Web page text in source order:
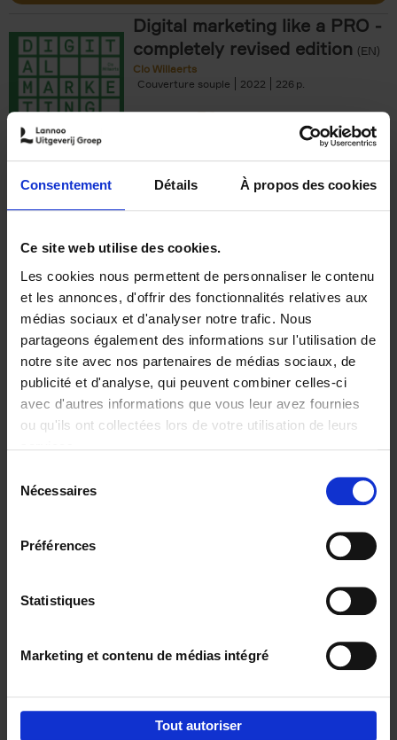
Consentement Détails À propos des cookies
Ce site web utilise des cookies.
Les cookies nous permettent de personnaliser le contenu
et les annonces, d'offrir des fonctionnalités relatives aux
médias sociaux et d'analyser notre trafic. Nous
partageons également des informations sur l'utilisation de
notre site avec nos partenaires de médias sociaux, de
publicité et d'analyse, qui peuvent combiner celles-ci
avec d'autres informations que vous leur avez fournies
ou qu'ils ont collectées lors de votre utilisation de leurs
Nécessaires
Préférences
Statistiques
Marketing et contenu de médias intégré
Tout autoriser
Digital marketing like a PRO -
completely revised edition (EN)
Clo Willaerts
Couverture souple
2022 226
€35,50
The Offer You Can't
Refuse
Steven Van Belleghem
Couverture souple
2020 256
€37,50
Building Bonds = Building